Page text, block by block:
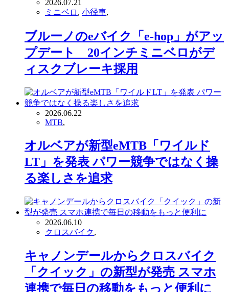
2026.07.21
ミニベロ , 小径車,
ブルーノのeバイク「e-hop」がアッ
プデート 20インチミニベロがデ
ィスクブレーキ採用
2026.06.22
MTB,
オルベアが新型eMTB「ワイルド
LT」を発表 パワー競争ではなく操
る楽しさを追求
2026.06.10
クロスバイク,
キャノンデールからクロスバイク
「クイック」の新型が発売 スマホ
連携で毎日の移動をもっと便利に